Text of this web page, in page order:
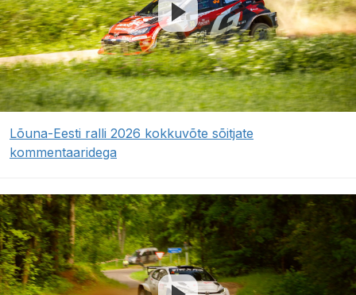
Lõuna-Eesti ralli 2026 kokkuvõte sõitjate
kommentaaridega